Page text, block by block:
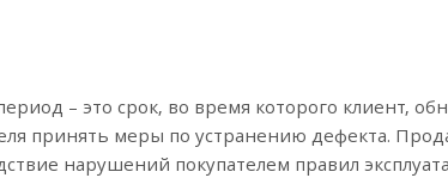
– это срок, во время которого клиент,
принять меры по устранению дефекта.
нарушений покупателем правил